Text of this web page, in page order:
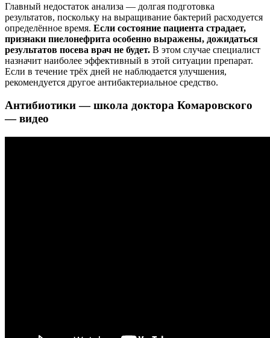
Главный недостаток анализа — долгая подготовка
результатов, поскольку на выращивание бактерий расходуется
определённое время. Если состояние пациента страдает,
признаки пиелонефрита особенно выражены, дожидаться
результатов посева врач не будет. В этом случае специалист
назначит наиболее эффективный в этой ситуации препарат.
Если в течение трёх дней не наблюдается улучшения,
рекомендуется другое антибактериальное средство.
Антибиотики — школа доктора Комаровского
— видео